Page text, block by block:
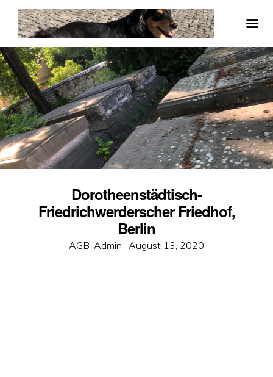
Dorotheenstädtisch-
Friedrichwerderscher Friedhof,
Berlin
AGB-Admin · Veröffentlicht
August 13, 2020